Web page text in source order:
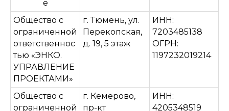
е
Общество с
ограниченной
ответственнос
тью «ЭНКО.
УПРАВЛЕНИЕ
ПРОЕКТАМИ»
г. Тюмень, ул.
Перекопская,
д. 19, 5 этаж
ИНН:
7203485138
ОГРН:
1197232019214
Общество с
ограниченной
г. Кемерово,
пр-кт
ИНН:
4205348519